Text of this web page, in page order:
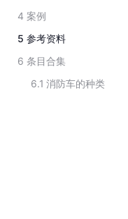
4 案例
5 参考资料
6 条目合集
6.1 消防车的种类